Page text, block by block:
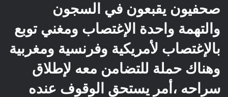
صحفيون يقبعون في السجون
والتهمة واحدة الإغتصاب ومغني توبع
بالإغتصاب لأمريكية وفرنسية ومغربية
وهناك حملة للتضامن معه لإطلاق
سراحه ،أمر يستحق الوقوف عنده